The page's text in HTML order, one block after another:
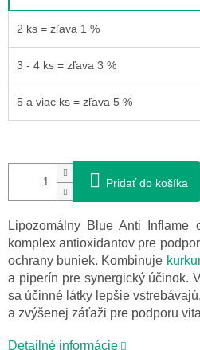
2 ks = zľava 1 %
3 - 4 ks = zľava 3 %
5 a viac ks = zľava 5 %
Pridať do košíka
Lipozomálny Blue Anti Inflame
komplex antioxidantov pre
ochrany buniek. Kombinuje
a piperín pre synergický účinok.
sa účinné látky lepšie
a zvýšenej záťaži pre podporu
Detailné informácie